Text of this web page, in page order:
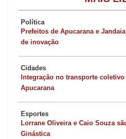
governador Carlos Massa Ratinho
mudança na legislação pode
militares estaduais, além de garantir
profissionais com ampla
bombeiro militar.
interesse público por mais um
aos cidadãos, profissionais
Política
Prefeitos de Apucarana e Jandaia do Sul recebem prêmio
de inovação
Cidades
Integração no transporte
Apucarana
Esportes
Lorrane Oliveira e Caio Souza
Ginástica